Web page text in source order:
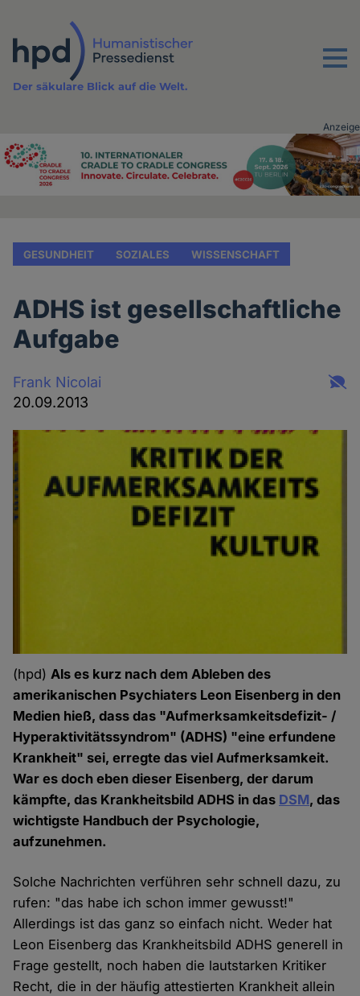
Inhalt
Menu
Der säkulare Blick auf die Welt.
Advertising
Anzeige
GESUNDHEIT SOZIALES WISSENSCHAFT
ADHS ist gesellschaftliche
Aufgabe
Frank Nicolai
20.09.2013
(hpd)Als es kurz nach dem Ableben des
amerikanischen Psychiaters Leon Eisenberg in den
Medien hieß, dass das "Aufmerksamkeitsdefizit- /
Hyperaktivitätssyndrom" (ADHS) "eine erfundene
Krankheit" sei, erregte das viel Aufmerksamkeit.
War es doch eben dieser Eisenberg, der darum
kämpfte, das Krankheitsbild ADHS in das DSM, das
wichtigste Handbuch der Psychologie,
aufzunehmen.
Solche Nachrichten verführen sehr schnell dazu, zu
rufen: "das habe ich schon immer gewusst!"
Allerdings ist das ganz so einfach nicht. Weder hat
Leon Eisenberg das Krankheitsbild ADHS generell in
Frage gestellt, noch haben die lautstarken Kritiker
Recht, die in der häufig attestierten Krankheit allein